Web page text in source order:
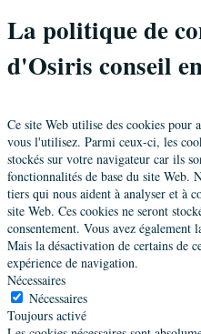
La politique de
d'Osiris conseil
Ce site Web utilise des cookies pour
vous l'utilisez. Parmi ceux-ci, les
stockés sur votre navigateur car ils
fonctionnalités de base du site Web.
tiers qui nous aident à analyser et à
site Web. Ces cookies ne seront
consentement. Vous avez également
Mais la désactivation de certains de
expérience de navigation.
Nécessaires
Nécessaires
Toujours activé